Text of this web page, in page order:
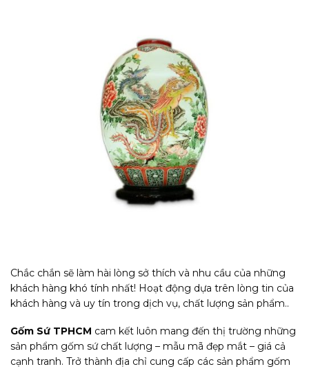
Chắc chắn sẽ làm hài lòng sở thích và nhu cầu của những
khách hàng khó tính nhất! Hoạt động dựa trên lòng tin của
khách hàng và uy tín trong dịch vụ, chất lượng sản phẩm..
Gốm Sứ TPHCM cam kết luôn mang đến thị trường những
sản phẩm gốm sứ chất lượng – mẫu mã đẹp mắt – giá cả
cạnh tranh. Trở thành địa chỉ cung cấp các sản phẩm gốm